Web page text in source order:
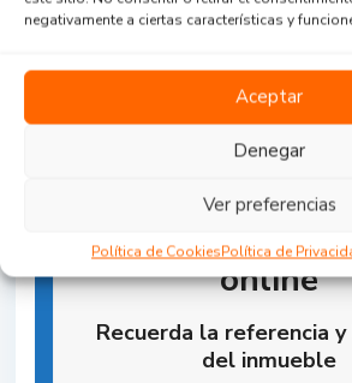
negativamente a ciertas características y
Aceptar
Denegar
Ver preferencias
Política de CookiesPolítica de
Reserva la
online
Recuerda la referencia
del inmueble